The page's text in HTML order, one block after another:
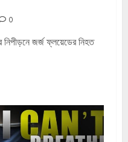
0
নিপীড়নে জর্জ ফ্লয়েডের নিহত